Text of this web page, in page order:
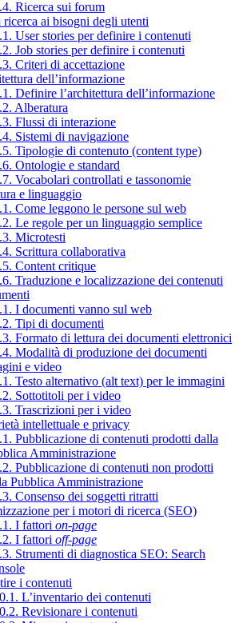
Ricerca sui forum
ai bisogni degli utenti
User stories per definire i contenuti
Job stories per definire i contenuti
Criteri di accettazione
dell’informazione
Definire l’architettura dell’informazione
Alberatura
Flussi di interazione
Sistemi di navigazione
Tipologie di contenuto (content type)
Ontologie e standard
Vocabolari controllati e tassonomie
e linguaggio
Come leggono le persone sul web
Le regole per un linguaggio semplice
Microtesti
Scrittura collaborativa
Content critique
Traduzione e localizzazione dei contenuti
I documenti vanno sul web
Tipi di documenti
Formato di lettura dei documenti elettronici
Modalità di produzione dei documenti
e video
Testo alternativo (alt text) per le immagini
Sottotitoli per i video
Trascrizioni per i video
intellettuale e privacy
Pubblicazione di contenuti prodotti dalla
Amministrazione
Pubblicazione di contenuti non prodotti
Pubblica Amministrazione
Consenso dei soggetti ritratti
per i motori di ricerca (SEO)
I fattori on-page
I fattori off-page
Strumenti di diagnostica SEO: Search
i contenuti
L’inventario dei contenuti
Revisionare i contenuti